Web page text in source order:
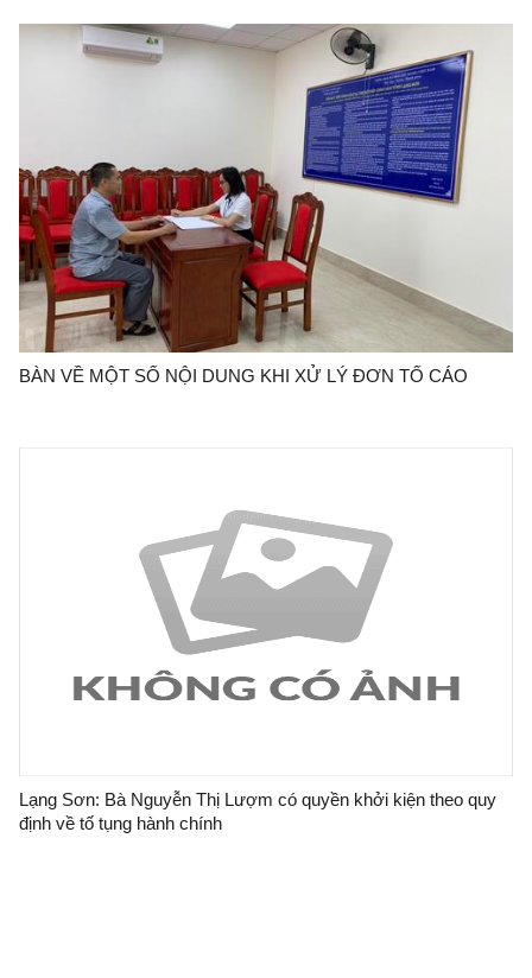
BÀN VỀ MỘT SỐ NỘI DUNG KHI XỬ LÝ ĐƠN TỐ CÁO
Lạng Sơn: Bà Nguyễn Thị Lượm có quyền khởi kiện theo quy
định về tố tụng hành chính